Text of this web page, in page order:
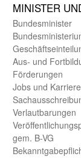
MINISTER
Bundes­minister
Aus- und
Förderungen
Jobs und Karriere
Verlautbarungen
gem. B-VG